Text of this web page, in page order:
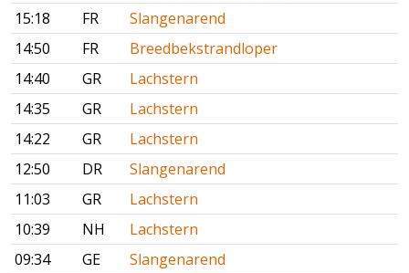
15:18
FR
Slangenarend
14:50
FR
Breedbekstrandloper
14:40
GR
Lachstern
14:35
GR
Lachstern
14:22
GR
Lachstern
12:50
DR
Slangenarend
11:03
GR
Lachstern
10:39
NH
Lachstern
09:34
GE
Slangenarend